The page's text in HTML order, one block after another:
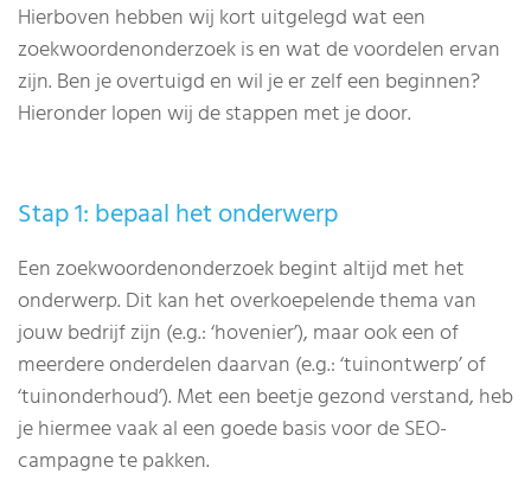
Hierboven hebben wij kort uitgelegd wat een
zoekwoordenonderzoek is en wat de voordelen ervan
zijn. Ben je overtuigd en wil je er zelf een beginnen?
Hieronder lopen wij de stappen met je door.
Stap 1: bepaal het onderwerp
Een zoekwoordenonderzoek begint altijd met het
onderwerp. Dit kan het overkoepelende thema van
jouw bedrijf zijn (e.g.: ‘hovenier’), maar ook een of
meerdere onderdelen daarvan (e.g.: ‘tuinontwerp’ of
‘tuinonderhoud’). Met een beetje gezond verstand, heb
je hiermee vaak al een goede basis voor de SEO-
campagne te pakken.